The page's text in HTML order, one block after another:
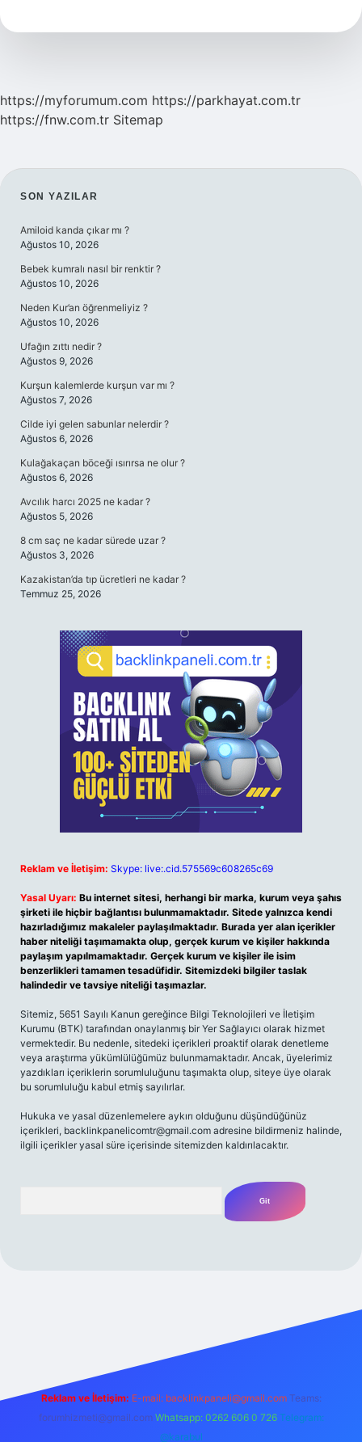
Ceza
https://myforumum.com https://parkhayat.com.tr
https://fnw.com.tr Sitemap
SIDEBAR
SON YAZILAR
Amiloid kanda çıkar mı ?
Ağustos 10, 2026
Bebek kumralı nasıl bir renktir ?
Ağustos 10, 2026
Neden Kur’an öğrenmeliyiz ?
Ağustos 10, 2026
Ufağın zıttı nedir ?
Ağustos 9, 2026
Kurşun kalemlerde kurşun var mı ?
Ağustos 7, 2026
Cilde iyi gelen sabunlar nelerdir ?
Ağustos 6, 2026
Kulağakaçan böceği ısırırsa ne olur ?
Ağustos 6, 2026
Avcılık harcı 2025 ne kadar ?
Ağustos 5, 2026
8 cm saç ne kadar sürede uzar ?
Ağustos 3, 2026
Kazakistan’da tıp ücretleri ne kadar ?
Temmuz 25, 2026
Reklam ve İletişim: Skype: live:.cid.575569c608265c69
Yasal Uyarı: Bu internet sitesi, herhangi bir marka, kurum veya şahıs
şirketi ile hiçbir bağlantısı bulunmamaktadır. Sitede yalnızca kendi
hazırladığımız makaleler paylaşılmaktadır. Burada yer alan içerikler
haber niteliği taşımamakta olup, gerçek kurum ve kişiler hakkında
paylaşım yapılmamaktadır. Gerçek kurum ve kişiler ile isim
benzerlikleri tamamen tesadüfidir. Sitemizdeki bilgiler taslak
halindedir ve tavsiye niteliği taşımazlar.
Sitemiz, 5651 Sayılı Kanun gereğince Bilgi Teknolojileri ve İletişim
Kurumu (BTK) tarafından onaylanmış bir Yer Sağlayıcı olarak hizmet
vermektedir. Bu nedenle, sitedeki içerikleri proaktif olarak denetleme
veya araştırma yükümlülüğümüz bulunmamaktadır. Ancak, üyelerimiz
yazdıkları içeriklerin sorumluluğunu taşımakta olup, siteye üye olarak
bu sorumluluğu kabul etmiş sayılırlar.
Hukuka ve yasal düzenlemelere aykırı olduğunu düşündüğünüz
içerikleri, backlinkpanelicomtr@gmail.com adresine bildirmeniz halinde,
ilgili içerikler yasal süre içerisinde sitemizden kaldırılacaktır.
Reklam ve İletişim: E-mail: backlinkpaneli@gmail.com Teams:
forumhizmeti@gmail.com Whatsapp: 0262 606 0 726 Telegram:
@karabul